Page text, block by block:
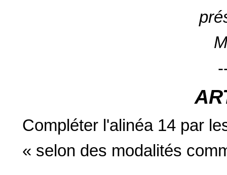
Compléter l'alinéa 14 par
« selon des modalités